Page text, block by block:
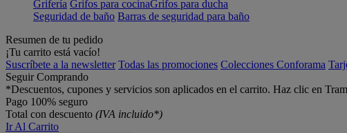
Grifería Grifos para cocinaGrifos para ducha
Seguridad de baño Barras de seguridad para baño
Resumen de tu pedido
¡Tu carrito está vacío!
Suscríbete a la newsletter Todas las promociones Colecciones Conforama
Seguir Comprando
*Descuentos, cupones y servicios son aplicados en el carrito. Haz clic en
Pago 100% seguro
Total con descuento (IVA incluido*)
Ir Al Carrito